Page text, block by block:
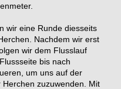
wir eine Runde diesseits
Nachdem wir erst
wir dem Flusslauf
bis nach
um uns auf der
zuzuwenden. Mit